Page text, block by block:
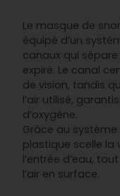
Le masque de
équipé d’un
canaux qui sépare
expiré. Le canal
de vision, tandis
l’air utilisé,
d’oxygène.
Grâce au système
plastique scelle la
l’entrée d’eau,
l’air en surface.